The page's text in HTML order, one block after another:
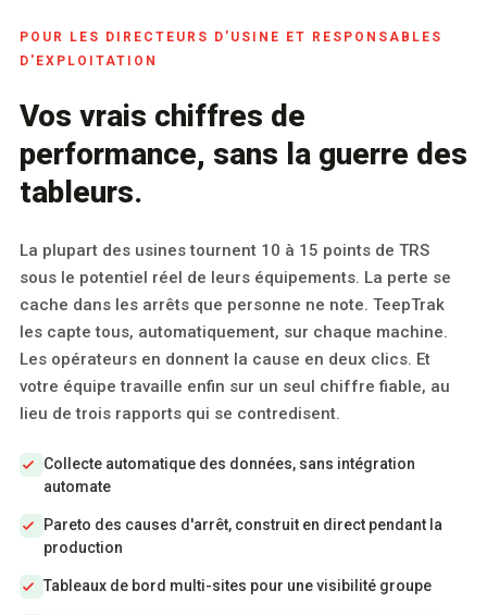
POUR LES DIRECTEURS D'USINE ET RESPONSABLES
D'EXPLOITATION
Vos vrais chiffres de
performance, sans la guerre des
tableurs.
La plupart des usines tournent 10 à 15 points de TRS
sous le potentiel réel de leurs équipements. La perte se
cache dans les arrêts que personne ne note. TeepTrak
les capte tous, automatiquement, sur chaque machine.
Les opérateurs en donnent la cause en deux clics. Et
votre équipe travaille enfin sur un seul chiffre fiable, au
lieu de trois rapports qui se contredisent.
Collecte automatique des données, sans intégration
automate
Pareto des causes d'arrêt, construit en direct pendant la
production
Tableaux de bord multi-sites pour une visibilité groupe